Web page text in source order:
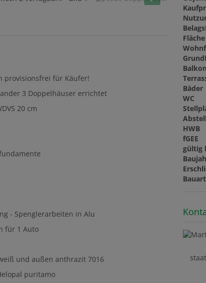
provisionsfrei für Käufer!
3 Doppelhäuser errichtet
20 cm
- Spenglerarbeiten in Alu
für 1 Auto
und außen anthrazit 7016
puritamo
Fläche
Bäder
WC
HWB
fGEE
gültig
Bauart